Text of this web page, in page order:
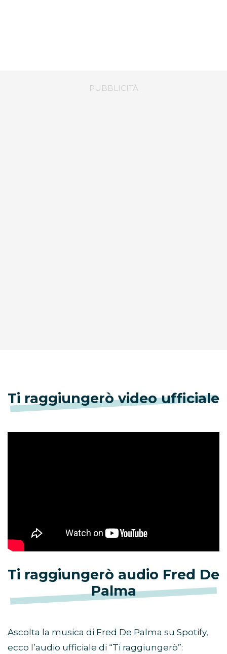
Ti raggiungerò video ufficiale
Ti raggiungerò audio Fred De
Palma
Ascolta la musica di Fred De Palma su Spotify,
ecco l’audio ufficiale di “Ti raggiungerò”: